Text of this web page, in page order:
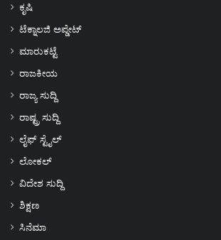
ಕೃಷಿ
ಟೆಕ್ನಾಲಜಿ ಅಪ್ಡೇಟ್
ಮಾರುಕಟ್ಟೆ
ರಾಜಕೀಯ
ರಾಜ್ಯ ಸುದ್ದಿ
ರಾಷ್ಟ್ರ ಸುದ್ದಿ
ಲೈಫ್ ಸ್ಟೈಲ್
ಲೋಕಲ್
ವಿದೇಶ ಸುದ್ದಿ
ಶಿಕ್ಷಣ
ಸಿನೆಮಾ